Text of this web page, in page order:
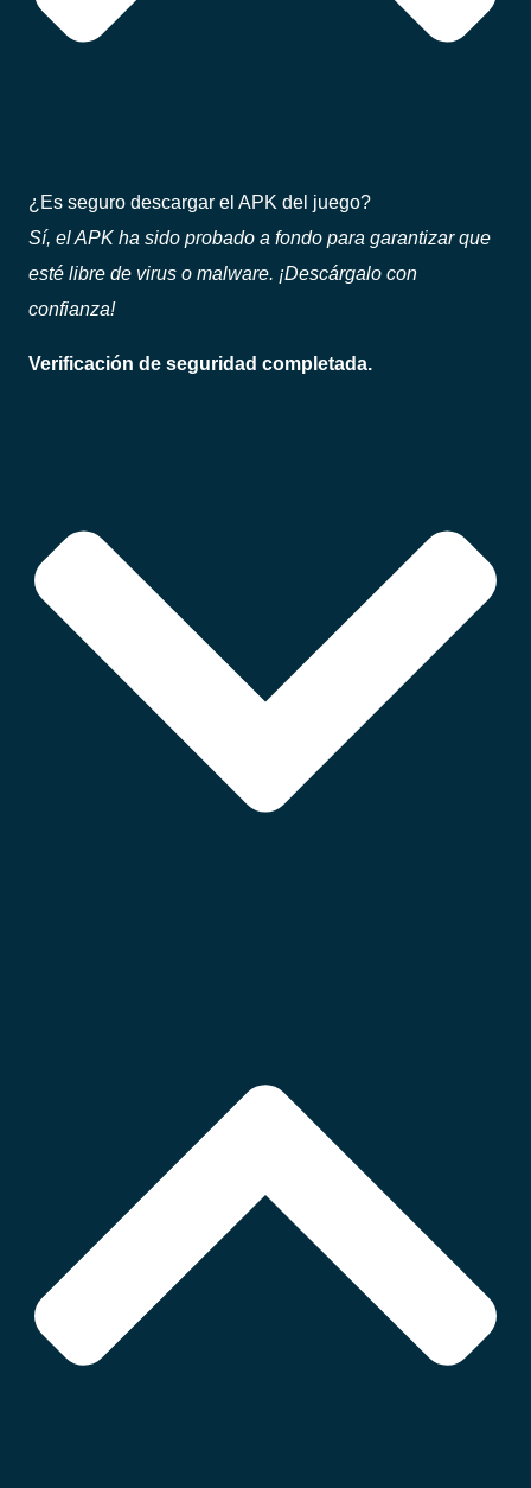
¿Es seguro descargar el APK del juego?
Sí, el APK ha sido probado a fondo para garantizar que
esté libre de virus o malware. ¡Descárgalo con
confianza!
Verificación de seguridad completada.